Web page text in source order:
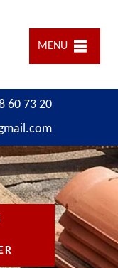
MENU
60 73 20